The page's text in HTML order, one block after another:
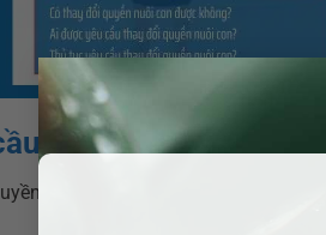
thay đổi quyền
nuôi con, bạn cần chuẩn bị hồ